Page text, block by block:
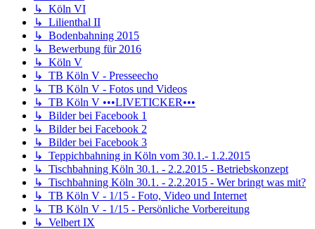
↳ Köln VI
↳ Lilienthal II
↳ Bodenbahning 2015
↳ Bewerbung für 2016
↳ Köln V
↳ TB Köln V - Presseecho
↳ TB Köln V - Fotos und Videos
↳ TB Köln V •••LIVETICKER•••
↳ Bilder bei Facebook 1
↳ Bilder bei Facebook 2
↳ Bilder bei Facebook 3
↳ Teppichbahning in Köln vom 30.1.- 1.2.2015
↳ Tischbahning Köln 30.1. - 2.2.2015 - Betriebskonzept
↳ Tischbahning Köln 30.1. - 2.2.2015 - Wer bringt was mit?
↳ TB Köln V - 1/15 - Foto, Video und Internet
↳ TB Köln V - 1/15 - Persönliche Vorbereitung
↳ Velbert IX